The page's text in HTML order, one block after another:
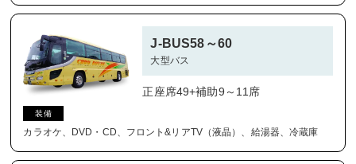
J-BUS58～60
大型バス
正座席49+補助9～11席
装備
カラオケ、DVD・CD、フロント&リアTV（液晶）、給湯器、冷蔵庫